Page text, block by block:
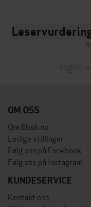
Ingen
OM OSS
Om Ebok.no
Ledige stillinger
Følg oss på Facebook
Følg oss på Instagram
KUNDESERVICE
Kontakt oss